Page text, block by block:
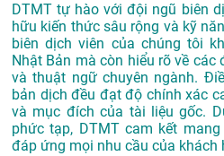
DTMT tự hào với đội ngũ biên
hữu kiến thức sâu rộng và kỹ
biên dịch viên của chúng tôi
Nhật Bản mà còn hiểu rõ về
và thuật ngữ chuyên ngành.
bản dịch đều đạt độ chính xác
và mục đích của tài liệu gốc.
phức tạp, DTMT cam kết
đáp ứng mọi nhu cầu của khách